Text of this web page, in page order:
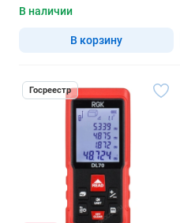
В наличии
В корзину
Госреестр